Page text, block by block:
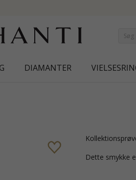
DIAMANTER
Dette smykke